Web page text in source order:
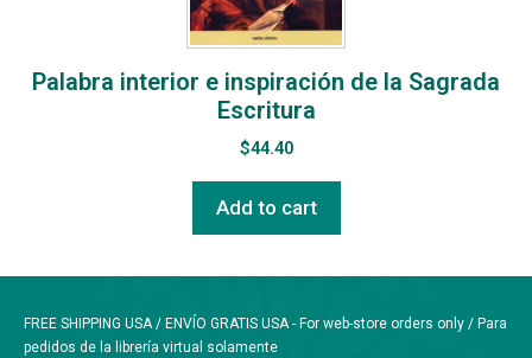
Palabra interior e inspiración de la Sagrada
Escritura
$44.40
Add to cart
FREE SHIPPING USA / ENVÍO GRATIS USA - For web-store orders only / Para
pedidos de la librería virtual solamente